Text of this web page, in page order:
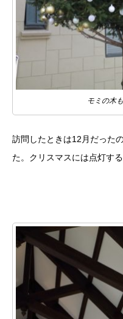
モミの木
訪問したときは12月だった
た。クリスマスには点灯す